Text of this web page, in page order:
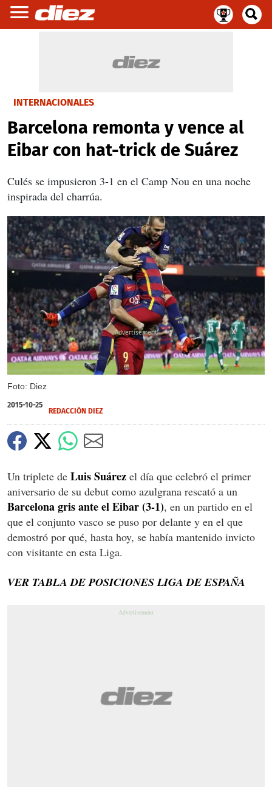
INTERNACIONALES
Barcelona remonta y vence al
Eibar con hat-trick de Suárez
Culés se impusieron 3-1 en el Camp Nou en una noche
inspirada del charrúa.
Foto: Diez
X
2015-10-25
REDACCIÓN DIEZ
Un triplete de Luis Suárez el día que celebró el primer
aniversario de su debut como azulgrana rescató a un
Barcelona gris ante el Eibar (3-1), en un partido en el
que el conjunto vasco se puso por delante y en el que
demostró por qué, hasta hoy, se había mantenido invicto
con visitante en esta Liga.
VER TABLA DE POSICIONES LIGA DE ESPAÑA